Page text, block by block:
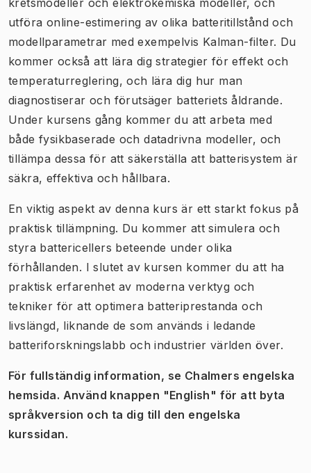
utföra online-estimering av olika batteritillstånd och
modellparametrar med exempelvis Kalman-filter. Du
kommer också att lära dig strategier för effekt och
temperaturreglering, och lära dig hur man
diagnostiserar och förutsäger batteriets åldrande.
Under kursens gång kommer du att arbeta med
både fysikbaserade och datadrivna modeller, och
tillämpa dessa för att säkerställa att batterisystem är
säkra, effektiva och hållbara.
En viktig aspekt av denna kurs är ett starkt fokus på
praktisk tillämpning. Du kommer att simulera och
styra battericellers beteende under olika
förhållanden. I slutet av kursen kommer du att ha
praktisk erfarenhet av moderna verktyg och
tekniker för att optimera batteriprestanda och
livslängd, liknande de som används i ledande
batteriforskningslabb och industrier världen över.
För fullständig information, se Chalmers engelska
hemsida. Använd knappen "English" för att byta
språkversion och ta dig till den engelska
kurssidan.